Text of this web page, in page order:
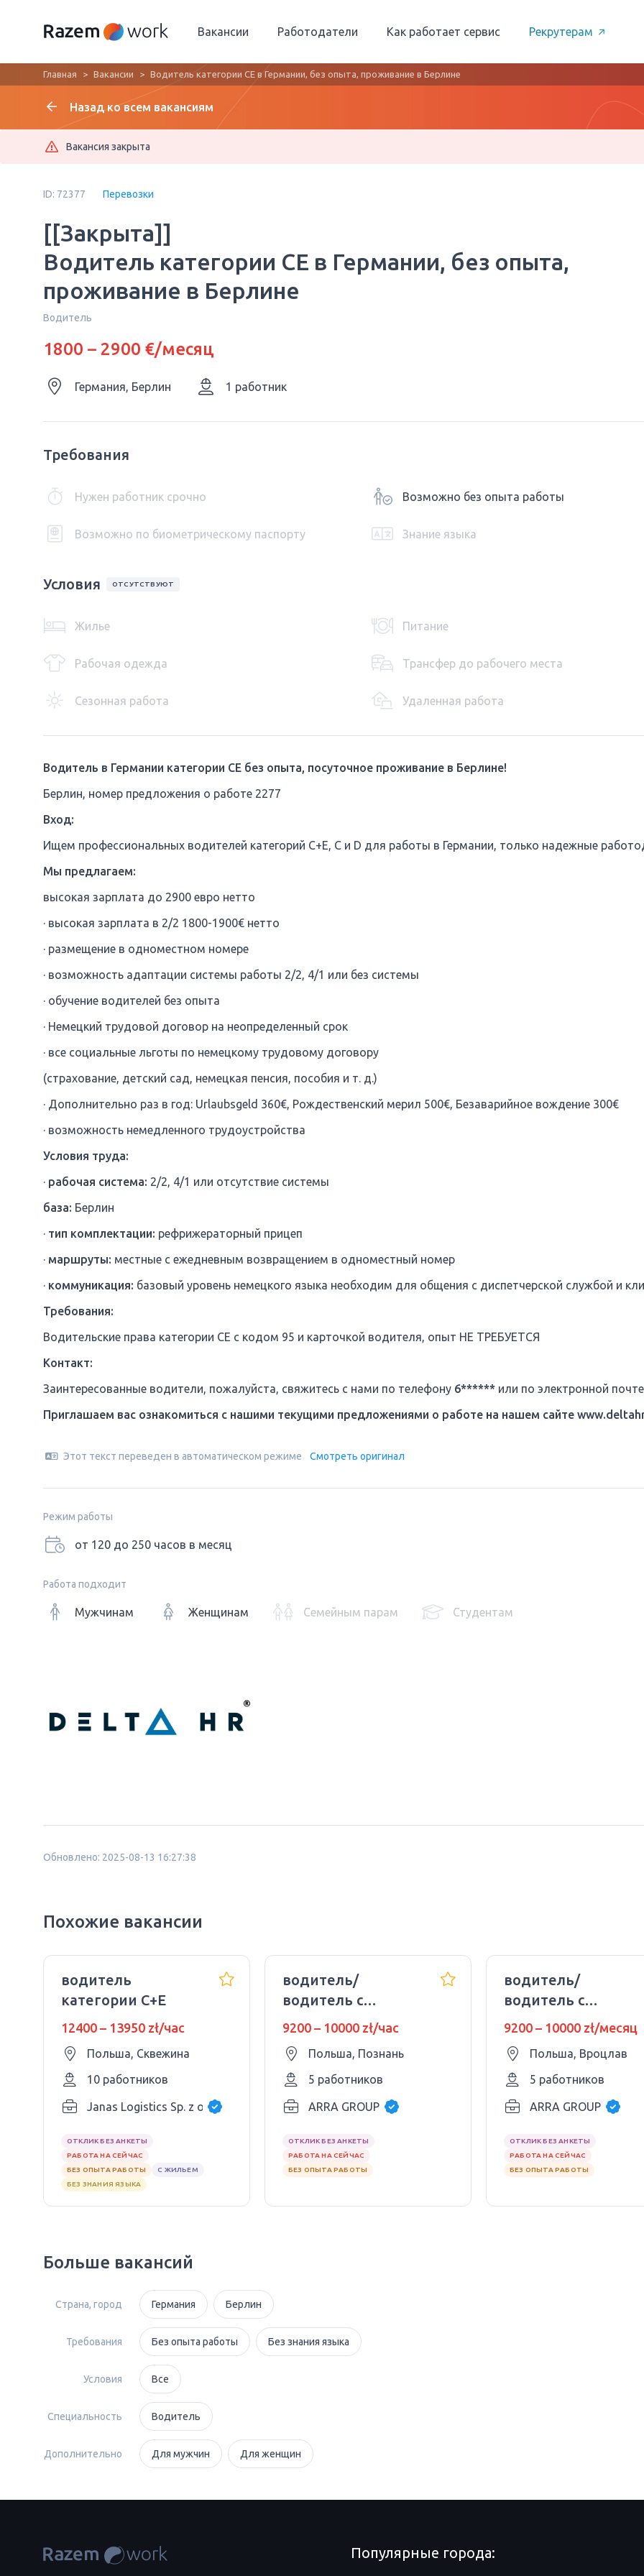
Вакансии Работодатели Как работает сервис Рекрутерам
Главная Вакансии Водитель категории CE в Германии, без опыта, проживание в Берлине
Назад ко всем вакансиям
Вакансия закрыта
ID: 72377 Перевозки
[[Закрыта]]
Водитель категории CE в Германии, без опыта,
проживание в Берлине
Водитель
1800 – 2900 €/месяц
Германия, Берлин 1 работник
Требования
Нужен работник срочно Возможно без опыта работы
Возможно по биометрическому паспорту Знание языка
Условия ОТСУТСТВУЮТ
Жилье Питание
Рабочая одежда Трансфер до рабочего места
Сезонная работа Удаленная работа
Водитель в Германии категории CE без опыта, посуточное проживание в Берлине!
Берлин, номер предложения о работе 2277
Вход:
Ищем профессиональных водителей категорий C+E, C и D для работы в Германии, только надежные
Мы предлагаем:
высокая зарплата до 2900 евро нетто
· высокая зарплата в 2/2 1800-1900€ нетто
· размещение в одноместном номере
· возможность адаптации системы работы 2/2, 4/1 или без системы
· обучение водителей без опыта
· Немецкий трудовой договор на неопределенный срок
· все социальные льготы по немецкому трудовому договору
(страхование, детский сад, немецкая пенсия, пособия и т. д.)
· Дополнительно раз в год: Urlaubsgeld 360€, Рождественский мерил 500€, Безаварийное вождение 300€
· возможность немедленного трудоустройства
Условия труда:
· рабочая система: 2/2, 4/1 или отсутствие системы
база: Берлин
· тип комплектации: рефрижераторный прицеп
· маршруты: местные с ежедневным возвращением в одноместный номер
· коммуникация: базовый уровень немецкого языка необходим для общения с диспетчерской службой и
Требования:
Водительские права категории CE с кодом 95 и карточкой водителя, опыт НЕ ТРЕБУЕТСЯ
Контакт:
Заинтересованные водители, пожалуйста, свяжитесь с нами по телефону 6****** или по электронной
Приглашаем вас ознакомиться с нашими текущими предложениями о работе на нашем сайте
Этот текст переведен в автоматическом режиме Смотреть оригинал
Режим работы
от 120 до 250 часов в месяц
Работа подходит
Мужчинам Женщинам Семейным парам Студентам
Обновлено: 2025-08-13 16:27:38
Похожие вакансии
водитель
категории C+E
12400 – 13950 zł/час
Польша, Сквежина
10 работников
Janas Logistics Sp. z o.o.
ОТКЛИК БЕЗ АНКЕТЫ
РАБОТА НА СЕЙЧАС
БЕЗ ОПЫТА РАБОТЫ
С ЖИЛЬЕМ
БЕЗ ЗНАНИЯ ЯЗЫКА
водитель/
водитель с
удостоверением
(Европа)
9200 – 10000 zł/час
Польша, Познань
5 работников
ARRA GROUP
ОТКЛИК БЕЗ АНКЕТЫ
РАБОТА НА СЕЙЧАС
БЕЗ ОПЫТА РАБОТЫ
водитель/
водитель с
удостоверением
(Европа)
9200 – 10000 zł/месяц
Польша, Вроцлав
5 работников
ARRA GROUP
ОТКЛИК БЕЗ АНКЕТЫ
РАБОТА НА СЕЙЧАС
БЕЗ ОПЫТА РАБОТЫ
Больше вакансий
Страна, город Германия Берлин
Требования Без опыта работы Без знания языка
Условия Все
Специальность Водитель
Дополнительно Для мужчин Для женщин
Популярные города: